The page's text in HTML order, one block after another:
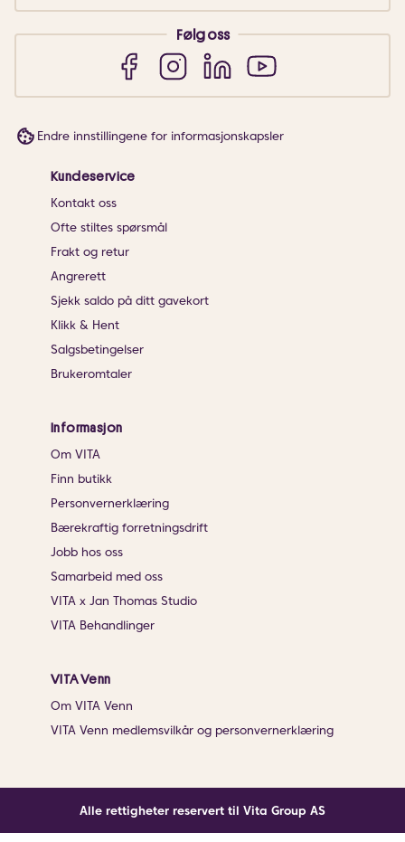
Følg oss
Endre innstillingene for informasjonskapsler
Kundeservice
Kontakt oss
Ofte stiltes spørsmål
Frakt og retur
Angrerett
Sjekk saldo på ditt gavekort
Klikk & Hent
Salgsbetingelser
Brukeromtaler
Informasjon
Om VITA
Finn butikk
Personvernerklæring
Bærekraftig forretningsdrift
Jobb hos oss
Samarbeid med oss
VITA x Jan Thomas Studio
VITA Behandlinger
VITA Venn
Om VITA Venn
VITA Venn medlemsvilkår og personvernerklæring
Alle rettigheter reservert til Vita Group AS